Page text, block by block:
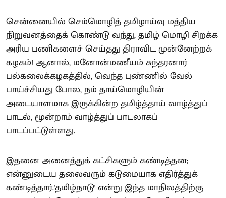
சென்னையில் செம்மொழித் தமிழாய்வு மத்திய
நிறுவனத்தைக் கொண்டு வந்து, தமிழ் மொழி சிறக்க
அரிய பணிகளைச் செய்தது திராவிட முன்னேற்றக்
கழகம்! ஆனால், மனோன்மணீயம் சுந்தரனார்
பல்கலைக்கழகத்தில், வெந்த புண்ணில் வேல்
பாய்ச்சியது போல, நம் தாய்மொழியின்
அடையாளமாக இருக்கின்ற தமிழ்த்தாய் வாழ்த்துப்
பாடல், மூன்றாம் வாழ்த்துப் பாடலாகப்
பாடப்பட்டுள்ளது.
இதனை அனைத்துக் கட்சிகளும் கண்டித்தன;
என்னுடைய தலைவரும் கடுமையாக எதிர்த்துக்
கண்டித்தார்.'தமிழ்நாடு' என்று இந்த மாநிலத்திற்கு